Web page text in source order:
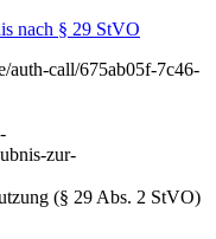
nach § 29 StVO
auth-call/675ab05f-7c46-
zur-
(§ 29 Abs. 2 StVO)